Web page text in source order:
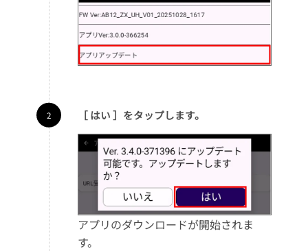
［ はい ］をタップします。
アプリのダウンロードが開始されま
す。